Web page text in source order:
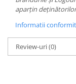
aparțin
Informatii
Review-uri(0)